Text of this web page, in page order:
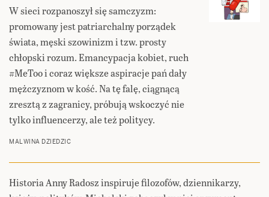
W sieci rozpanoszył się samczyzm:
promowany jest patriarchalny porządek
świata, męski szowinizm i tzw. prosty
chłopski rozum. Emancypacja kobiet, ruch
#MeToo i coraz większe aspiracje pań dały
mężczyznom w kość. Na tę falę, ciągnącą
zresztą z zagranicy, próbują wskoczyć nie
tylko influencerzy, ale też politycy.
MALWINA DZIEDZIC
Historia Anny Radosz inspiruje filozofów, dziennikarzy,